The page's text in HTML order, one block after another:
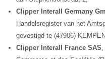
Clipper Interall Germany
Handelsregister van het
gevestigd te (47906)
Clipper Interall France SAS,